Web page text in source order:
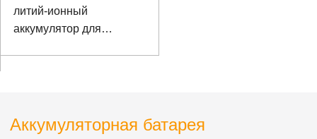
литий-ионный
аккумулятор для
Аккумуляторная батарея